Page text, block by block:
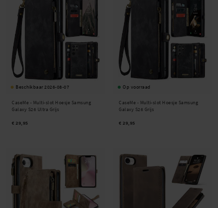
Beschikbaar 2026-08-07
CaseMe - Multi-slot Hoesje Samsung
Galaxy S26 Ultra Grijs
€ 29,95
Op voorraad
CaseMe - Multi-slot Hoesje Samsung
Galaxy S26 Grijs
€ 29,95